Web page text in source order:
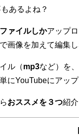
あるよね？
ァイルしかアップ
画像を加えて編集
ル（mp3など）を、
にYouTubeにアッ
おススメを３つ紹介